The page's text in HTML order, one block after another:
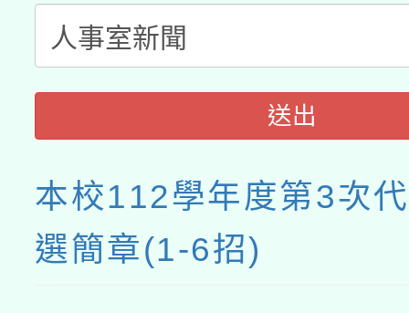
送出
本校112學年度第3次
選簡章(1-6招)